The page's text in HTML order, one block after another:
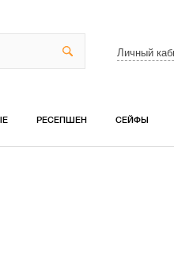
Личный
РЕСЕПШЕН СЕЙФЫ